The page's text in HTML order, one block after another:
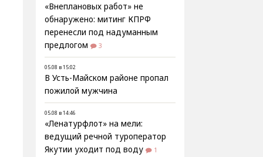
«Внеплановых работ» не
обнаружено: митинг КПРФ
перенесли под надуманным
предлогом
3
05.08 в 15:02
В Усть-Майском районе пропал
пожилой мужчина
05.08 в 14:46
«Ленатурфлот» на мели:
ведущий речной туроператор
Якутии уходит под воду
1